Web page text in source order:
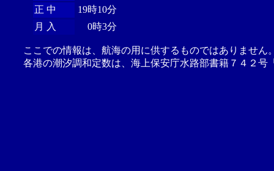
正 中
19時10分
月 入
0時3分
ここでの情報は、航海の用に供するものではありませ
各港の潮汐調和定数は、海上保安庁水路部書籍７４２